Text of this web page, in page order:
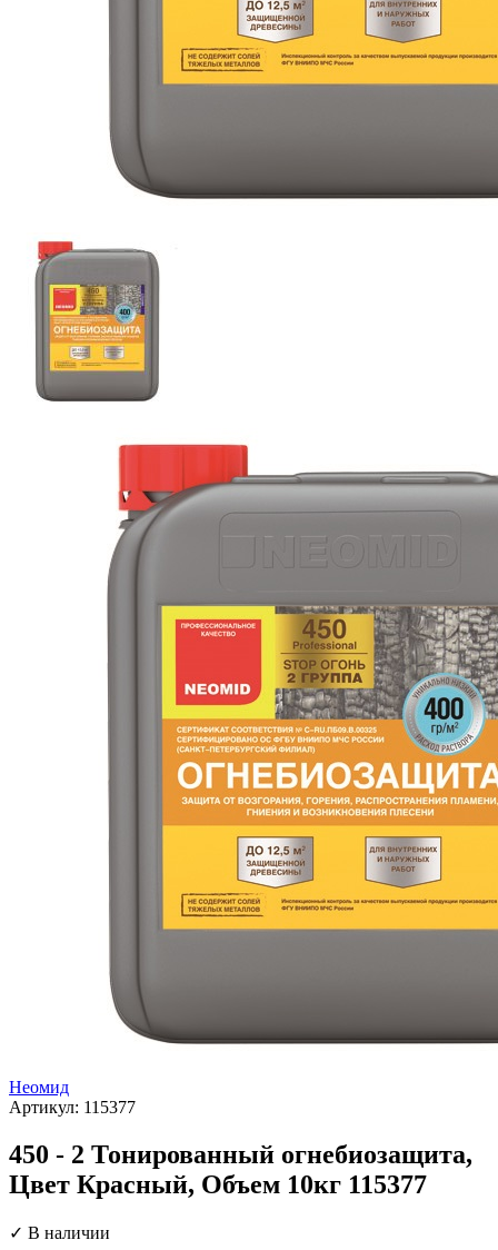
Неомид
Артикул: 115377
450 - 2 Тонированный огнебиозащита,
Цвет Красный, Объем 10кг 115377
✓ В наличии